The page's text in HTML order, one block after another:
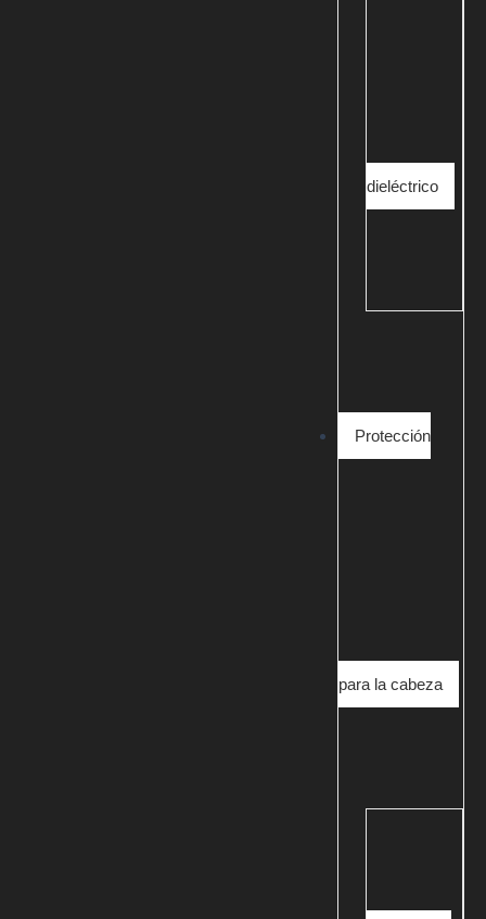
dieléctrico
Protección
para la cabeza